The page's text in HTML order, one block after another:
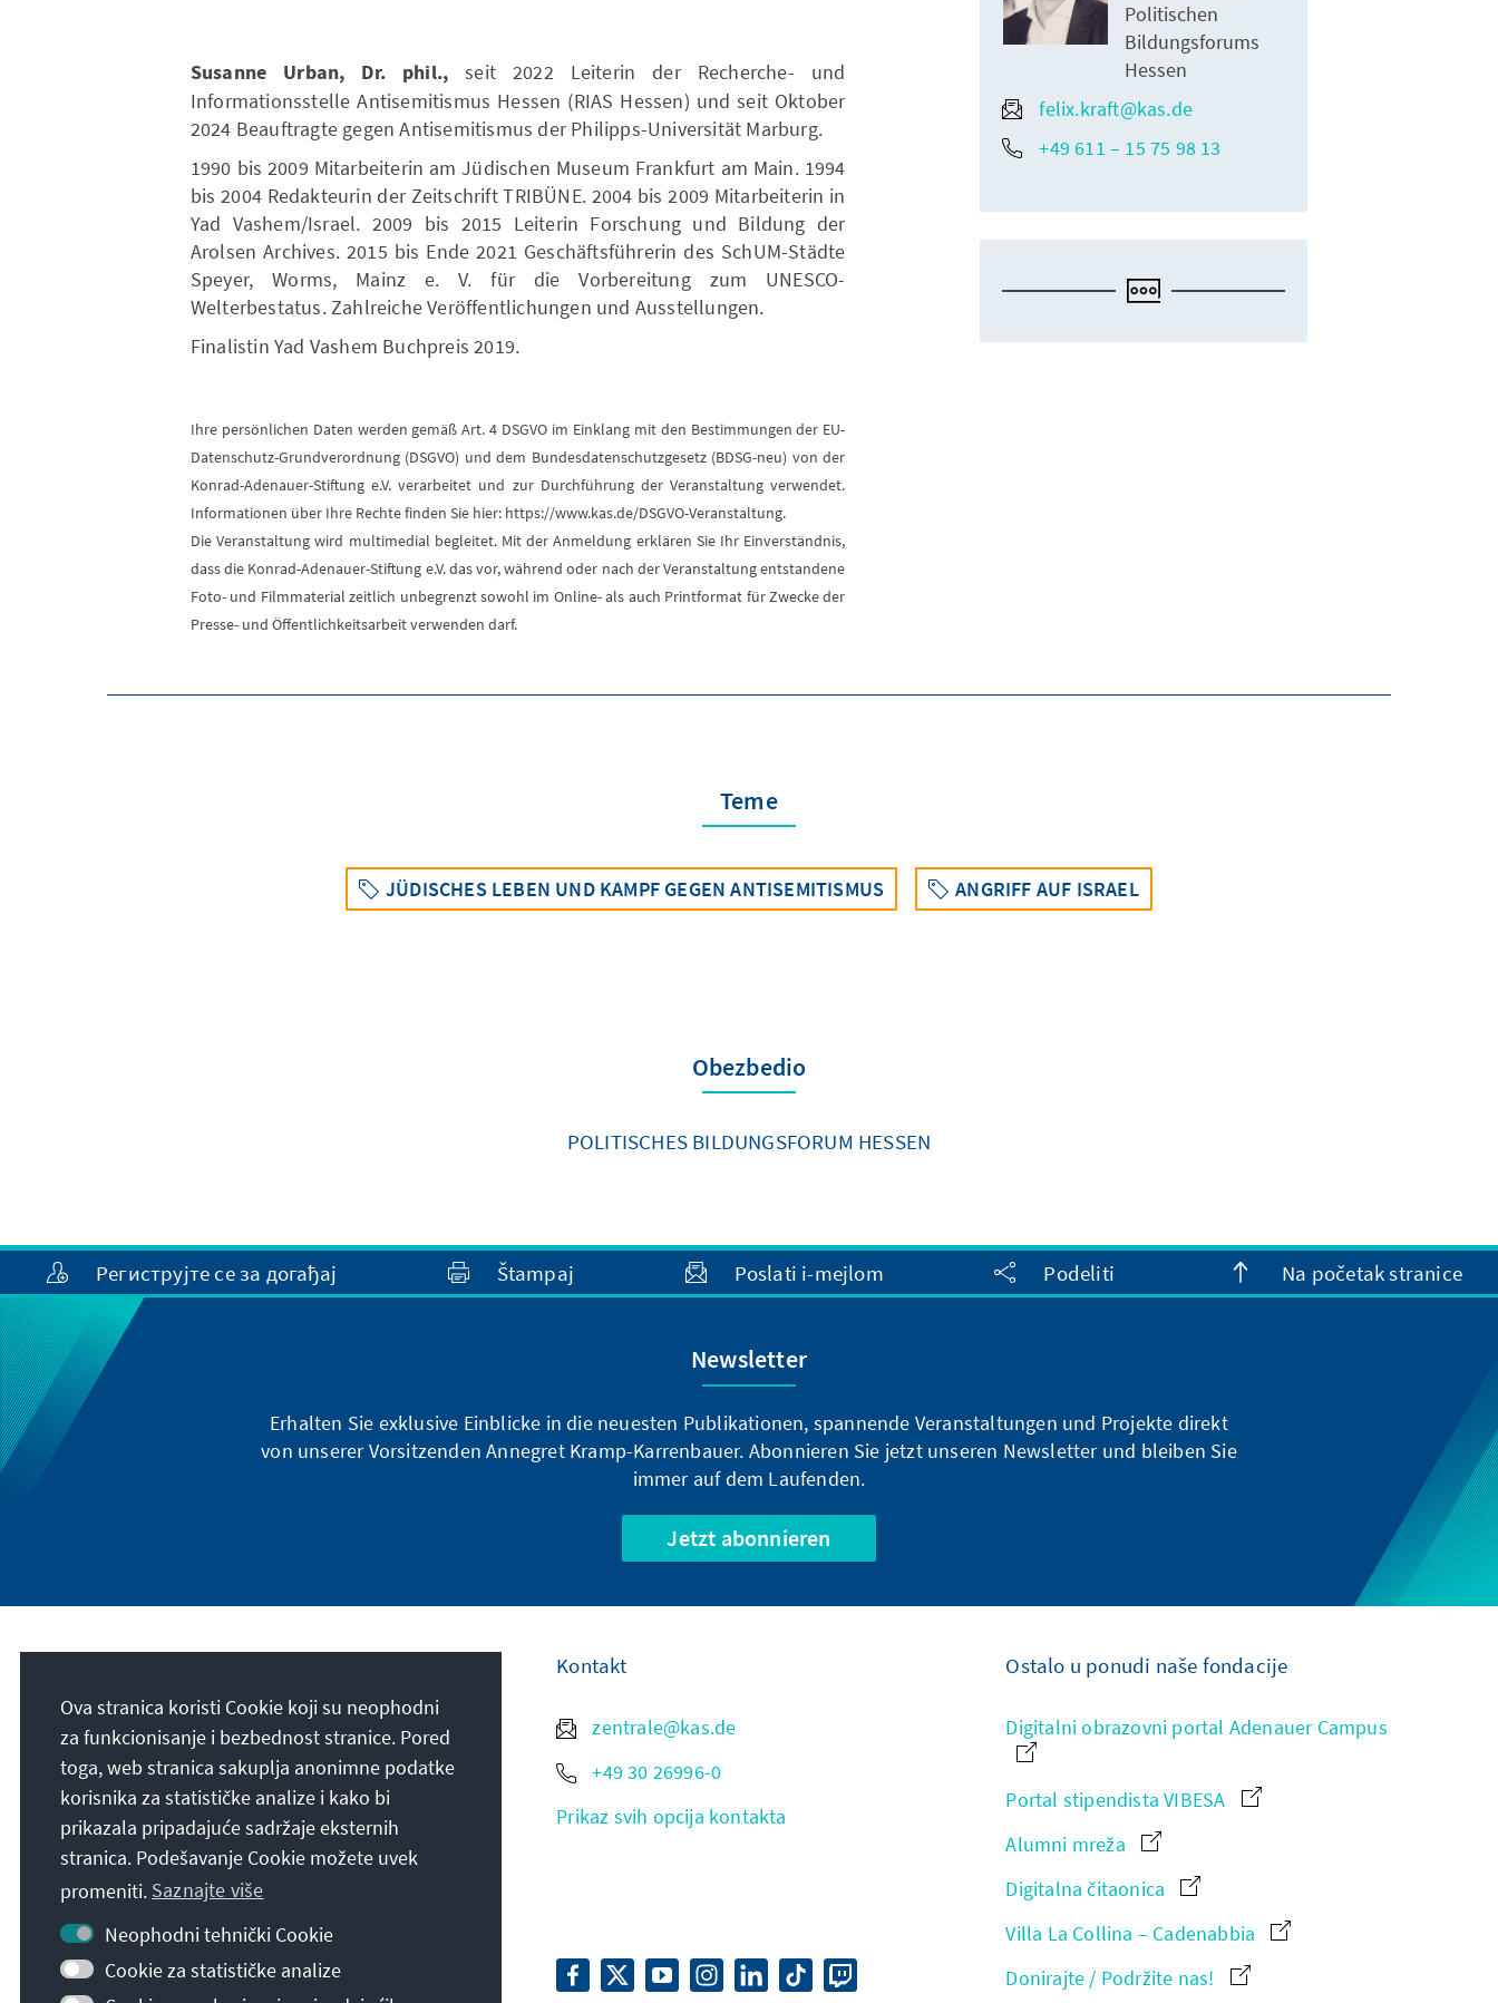
Susanne Urban, Dr. phil., seit 2022 Leiterin der Recherche- und
Informationsstelle Antisemitismus Hessen (RIAS Hessen) und seit Oktober
2024 Beauftragte gegen Antisemitismus der Philipps-Universität Marburg.
1990 bis 2009 Mitarbeiterin am Jüdischen Museum Frankfurt am Main. 1994
bis 2004 Redakteurin der Zeitschrift TRIBÜNE. 2004 bis 2009 Mitarbeiterin in
Yad Vashem/Israel. 2009 bis 2015 Leiterin Forschung und Bildung der
Arolsen Archives. 2015 bis Ende 2021 Geschäftsführerin des SchUM-Städte
Speyer, Worms, Mainz e. V. für die Vorbereitung zum UNESCO-
Welterbestatus. Zahlreiche Veröffentlichungen und Ausstellungen.
Finalistin Yad Vashem Buchpreis 2019.
Ihre persönlichen Daten werden gemäß Art. 4 DSGVO im Einklang mit den Bestimmungen der EU-
Datenschutz-Grundverordnung (DSGVO) und dem Bundesdatenschutzgesetz (BDSG-neu) von der
Konrad-Adenauer-Stiftung e.V. verarbeitet und zur Durchführung der Veranstaltung verwendet.
Informationen über Ihre Rechte finden Sie hier: https://www.kas.de/DSGVO-Veranstaltung.
Die Veranstaltung wird multimedial begleitet. Mit der Anmeldung erklären Sie Ihr Einverständnis,
dass die Konrad-Adenauer-Stiftung e.V. das vor, während oder nach der Veranstaltung entstandene
Foto- und Filmmaterial zeitlich unbegrenzt sowohl im Online- als auch Printformat für Zwecke der
Presse- und Öffentlichkeitsarbeit verwenden darf.
Politischen
Bildungsforums
Hessen
felix.kraft@kas.de
+49 611 – 15 75 98 13
Teme
JÜDISCHES LEBEN UND KAMPF GEGEN ANTISEMITISMUS ANGRIFF AUF ISRAEL
Obezbedio
POLITISCHES BILDUNGSFORUM HESSEN
Региструјте се за догађај Štampaj Poslati i-mejlom Podeliti Na početak stranice
Newsletter
Erhalten Sie exklusive Einblicke in die neuesten Publikationen, spannende Veranstaltungen und Projekte direkt
von unserer Vorsitzenden Annegret Kramp-Karrenbauer. Abonnieren Sie jetzt unseren Newsletter und bleiben Sie
immer auf dem Laufenden.
Jetzt abonnieren
Die Konrad-Adenauer-Stiftung setzt sich
national und international durch politische
Bildung für Frieden, Freiheit und
Gerechtigkeit ein. Wir fördern und bewahren
freiheitliche Demokratie, die Soziale
Marktwirtschaft und die Entwicklung und
Festigung des Wertekonsenses.
Naša misija
Kontakt
zentrale@kas.de
+49 30 26996-0
Prikaz svih opcija kontakta
Ostalo u ponudi naše fondacije
Digitalni obrazovni portal Adenauer Campus
Portal stipendista VIBESA
Alumni mreža
Digitalna čitaonica
Villa La Collina – Cadenabbia
Donirajte / Podržite nas!
Ova stranica koristi Cookie koji su neophodni
za funkcionisanje i bezbednost stranice. Pored
toga, web stranica sakuplja anonimne podatke
korisnika za statističke analize i kako bi
prikazala pripadajuće sadržaje eksternih
stranica. Podešavanje Cookie možete uvek
promeniti. Saznajte više
Neophodni tehnički Cookie
Cookie za statističke analize